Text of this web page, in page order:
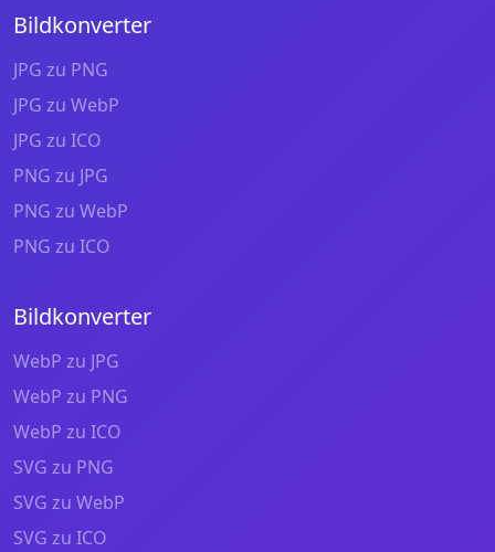
Bildkonverter
JPG zu PNG
JPG zu WebP
JPG zu ICO
PNG zu JPG
PNG zu WebP
PNG zu ICO
Bildkonverter
WebP zu JPG
WebP zu PNG
WebP zu ICO
SVG zu PNG
SVG zu WebP
SVG zu ICO